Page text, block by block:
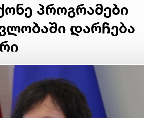
პროგრამები
დარჩება